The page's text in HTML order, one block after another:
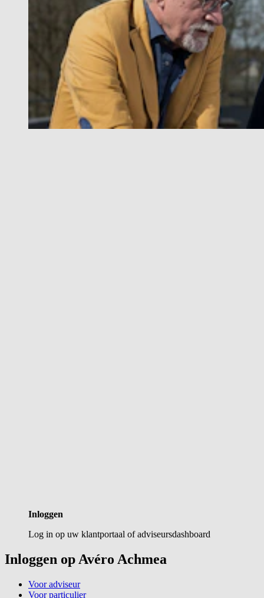
Inloggen
Log in op uw klantportaal of adviseursdashboard
Inloggen op Avéro Achmea
Voor adviseur
Voor particulier